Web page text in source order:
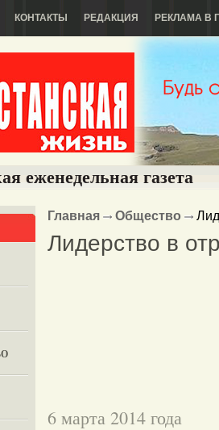
КОНТАКТЫ РЕДАКЦИЯ РЕКЛАМА В
еженедельная газета
Главная Общество
Лидерство в
6 марта 2014 года